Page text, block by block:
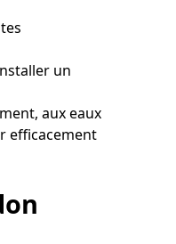
un
aux eaux
efficacement